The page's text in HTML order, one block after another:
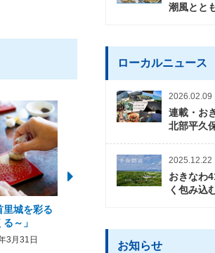
里城を彩る
～」
3月31日 2026年3月5日〜2026年10月31日
潮風とと
ローカルニュース
2026.02.09
連載・お
北部平久
2025.12.22
おきなわ
く包み込
お知らせ